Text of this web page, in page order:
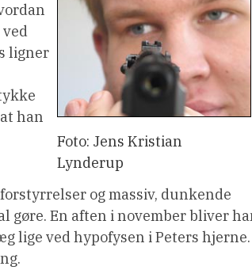
Foto: Jens Kristian
Lynderup
ligner
han
og massiv, dunkende
gøre. En aften i november bliver
lige ved hypofysen i Peters hjerne.